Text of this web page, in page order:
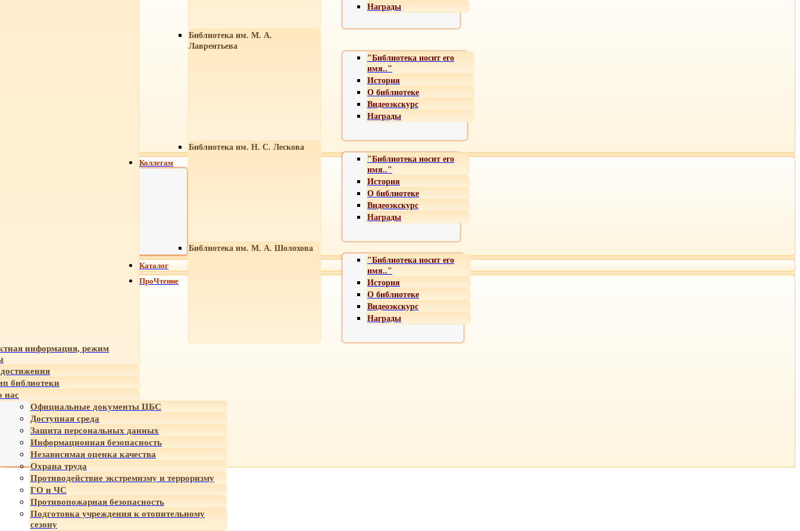
Награды
Библиотека им. М. А.
Лаврентьева
"Библиотека носит его
имя.."
История
О библиотеке
Видеоэкскурс
Награды
Библиотека им. Н. С. Лескова
"Библиотека носит его
имя.."
История
О библиотеке
Видеоэкскурс
Награды
Библиотека им. М. А. Шолохова
"Библиотека носит его
имя.."
История
О библиотеке
Видеоэкскурс
Награды
информация, режим
библиотеки
нас
Официальные документы ЦБС
Доступная среда
Защита персональных данных
Информационная безопасность
Независимая оценка качества
Охрана труда
Противодействие экстремизму и терроризму
ГО и ЧС
Противопожарная безопасность
Подготовка учреждения к отопительному
сезону
Коллегам
Каталог
ПроЧтение